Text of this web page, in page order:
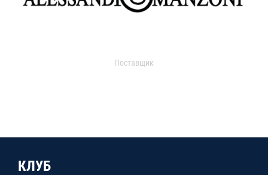
Поставщик
КЛУБ